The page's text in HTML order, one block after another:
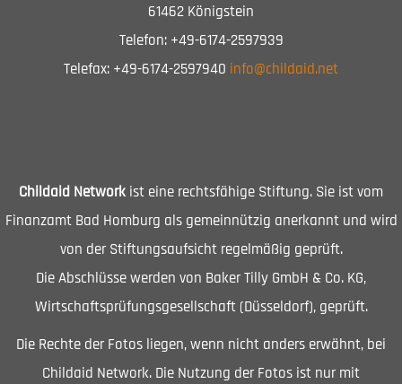
61462 Königstein
Telefon: +49-6174-2597939
Telefax: +49-6174-2597940 info@childaid.net
Childaid Network ist eine rechtsfähige Stiftung. Sie ist vom
Finanzamt Bad Homburg als gemeinnützig anerkannt und wird
von der Stiftungsaufsicht regelmäßig geprüft.
Die Abschlüsse werden von Baker Tilly GmbH & Co. KG,
Wirtschaftsprüfungsgesellschaft (Düsseldorf), geprüft.
Die Rechte der Fotos liegen, wenn nicht anders erwähnt, bei
Childaid Network. Die Nutzung der Fotos ist nur mit